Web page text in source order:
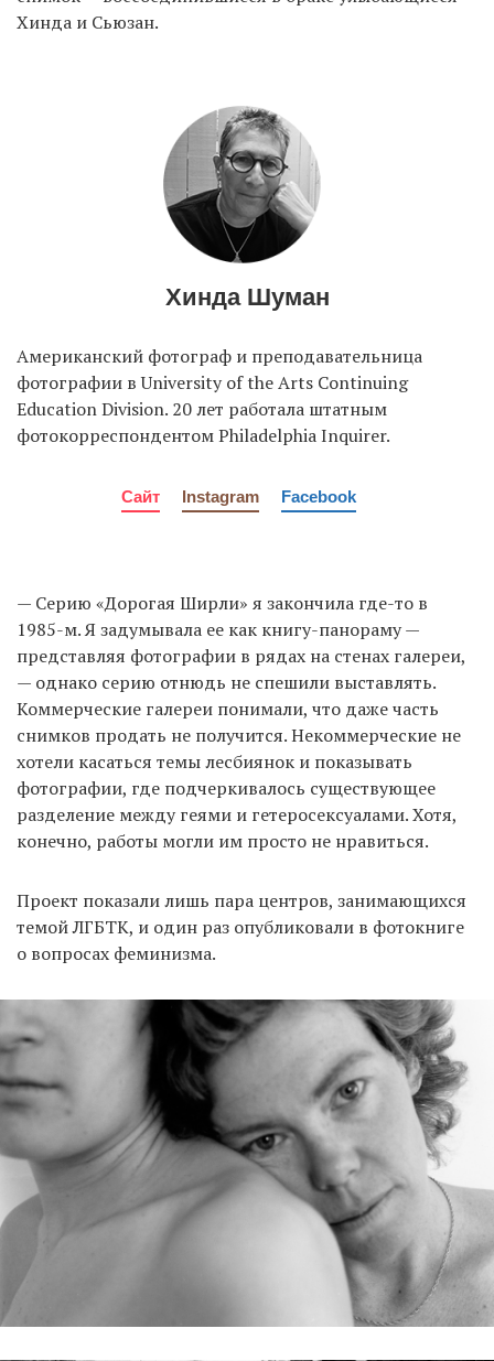
Хинда и Сьюзан.
Хинда Шуман
Американский фотограф и преподавательница
фотографии в University of the Arts Continuing
Education Division. 20 лет работала штатным
фотокорреспондентом Philadelphia Inquirer.
Сайт Instagram Facebook
— Серию «Дорогая Ширли» я закончила где-то в
1985-м. Я задумывала ее как книгу-панораму —
представляя фотографии в рядах на стенах галереи,
— однако серию отнюдь не спешили выставлять.
Коммерческие галереи понимали, что даже часть
снимков продать не получится. Некоммерческие не
хотели касаться темы лесбиянок и показывать
фотографии, где подчеркивалось существующее
разделение между геями и гетеросексуалами. Хотя,
конечно, работы могли им просто не нравиться.
Проект показали лишь пара центров, занимающихся
темой ЛГБТК, и один раз опубликовали в фотокниге
о вопросах феминизма.